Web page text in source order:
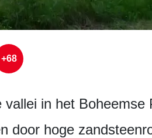
+68
in het Boheemse
door hoge